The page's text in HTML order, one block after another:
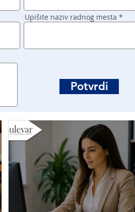
Upišite naziv radnog mesta
Potvrdi